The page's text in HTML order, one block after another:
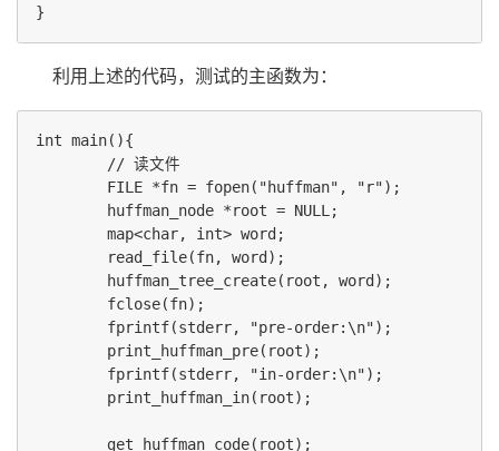
利用上述的代码，测试的主函数为：
int main(){
        // 读文件
        FILE *fn = fopen("huffman", "r");
        huffman_node *root = NULL;
        map<char, int> word;
        read_file(fn, word);
        huffman_tree_create(root, word);
        fclose(fn);
        fprintf(stderr, "pre-order:\n");
        print_huffman_pre(root);
        fprintf(stderr, "in-order:\n");
        print_huffman_in(root);
        get_huffman_code(root);